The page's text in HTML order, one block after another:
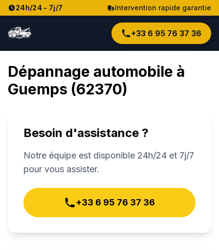
24h/24 - 7j/7 Intervention rapide garantie
+33 6 95 76 37 36
Dépannage automobile à
Guemps (62370)
Besoin d'assistance ?
Notre équipe est disponible 24h/24 et 7j/7
pour vous assister.
+33 6 95 76 37 36